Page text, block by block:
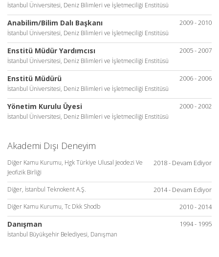
İstanbul Üniversitesi, Deniz Bilimleri ve İşletmeciliği Enstitüsü
2009 - 2010
Anabilim/Bilim Dalı Başkanı
İstanbul Üniversitesi, Deniz Bilimleri ve İşletmeciliği Enstitüsü
2005 - 2007
Enstitü Müdür Yardımcısı
İstanbul Üniversitesi, Deniz Bilimleri ve İşletmeciliği Enstitüsü
2006 - 2006
Enstitü Müdürü
İstanbul Üniversitesi, Deniz Bilimleri ve İşletmeciliği Enstitüsü
2000 - 2002
Yönetim Kurulu Üyesi
İstanbul Üniversitesi, Deniz Bilimleri ve İşletmeciliği Enstitüsü
Akademi Dışı Deneyim
2018 - Devam Ediyor
Diğer Kamu Kurumu, Hgk Türkiye Ulusal Jeodezi Ve
Jeofizik Birliği
2014 - Devam Ediyor
Diğer, İstanbul Teknokent A.Ş.
2010 - 2014
Diğer Kamu Kurumu, Tc Dkk Shodb
1994 - 1995
Danışman
İstanbul Büyükşehir Belediyesi, Danışman